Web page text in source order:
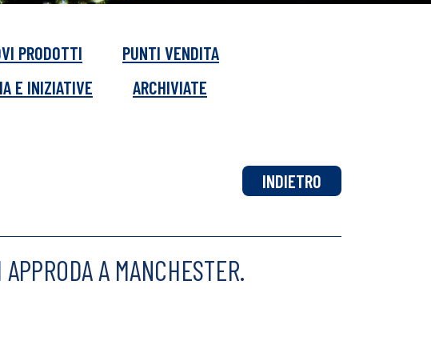
PRODOTTI
PUNTI VENDITA
E INIZIATIVE ARCHIVIATE
INDIETRO
A MANCHESTER.